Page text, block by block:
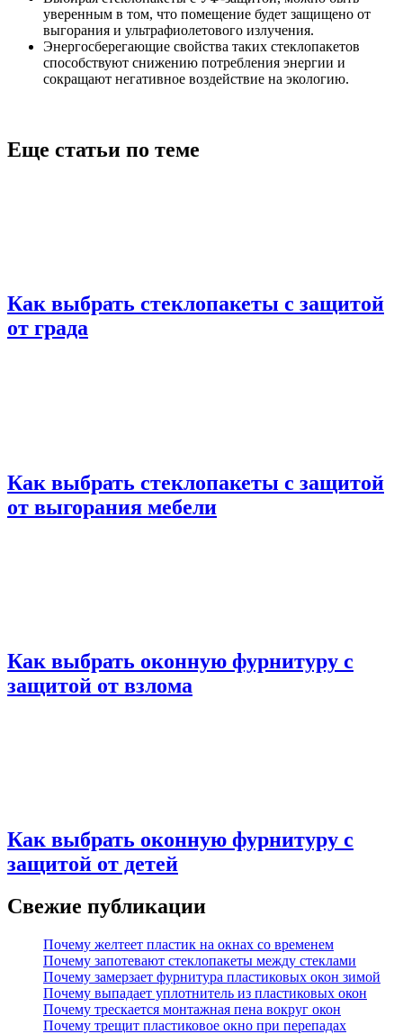
уверенным в том, что помещение будет защищено от
выгорания и ультрафиолетового излучения.
Энергосберегающие свойства таких стеклопакетов
способствуют снижению потребления энергии и
сокращают негативное воздействие на экологию.
Еще статьи по теме
Как выбрать стеклопакеты с защитой
от града
Как выбрать стеклопакеты с защитой
от выгорания мебели
Как выбрать оконную фурнитуру с
защитой от взлома
Как выбрать оконную фурнитуру с
защитой от детей
Свежие публикации
Почему желтеет пластик на окнах со временем
Почему запотевают стеклопакеты между стеклами
Почему замерзает фурнитура пластиковых окон зимой
Почему выпадает уплотнитель из пластиковых окон
Почему трескается монтажная пена вокруг окон
Почему трещит пластиковое окно при перепадах